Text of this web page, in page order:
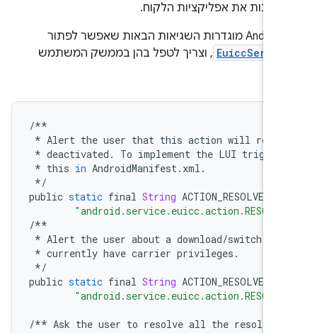
לשנות את אפליקציות הלקוח.
ב-Android 9 מוגדרות השגיאות הבאות שאפשר לפתור
, וצריך לטפל בהן בממשק המשתמש
*
Alert the user that this action will
* deactivated. To implement the LUI
*
this in AndroidManifest
public static final String
*
Alert the user about a download/switch
* currently have carrier privileges
public static final String
/** Ask the user to resolve all the